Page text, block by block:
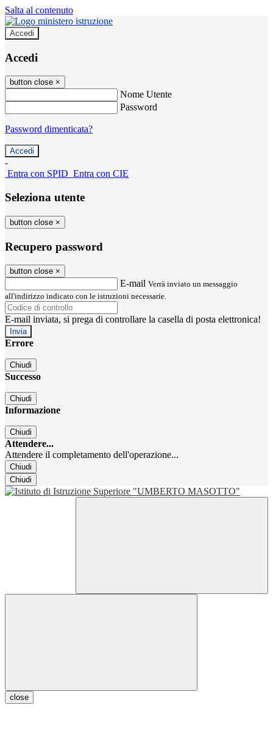
Salta al contenuto
Accedi
Accedi
button close ×
Nome Utente
Password
Password dimenticata?
-
Entra con SPID Entra con CIE
Seleziona utente
button close ×
Recupero password
button close ×
E-mail Verrà inviato un messaggio
all'indirizzo indicato con le istruzioni necessarie.
E-mail inviata, si prega di controllare la casella di posta elettronica!
Errore
Chiudi
Successo
Chiudi
Informazione
Chiudi
Attendere...
Attendere il completamento dell'operazione...
Chiudi
Chiudi
close